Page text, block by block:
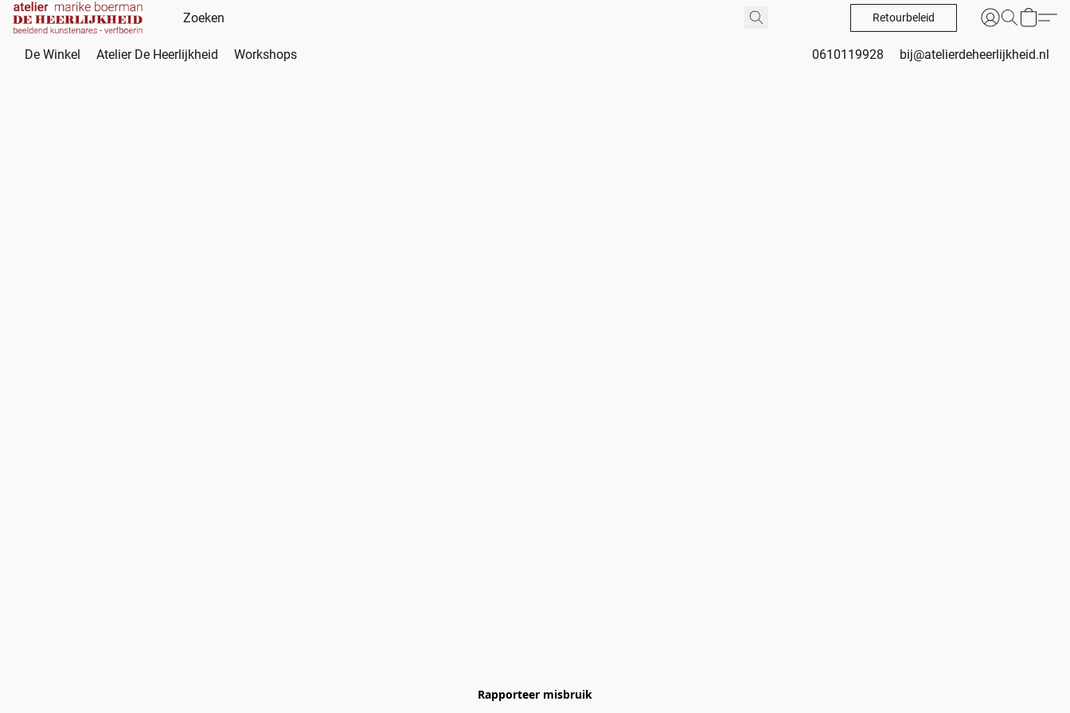
Retourbeleid
De Winkel Atelier De Heerlijkheid Workshops 0610119928 bij@atelierdeheerlijkheid.nl
Rapporteer misbruik